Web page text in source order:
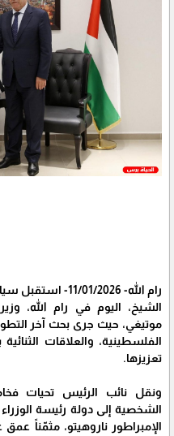
رام الله- 11/01/
الشيخ، اليوم في رام الله،
موتيغي، حيث جرى بحث آخر
الفلسطينية، والعلاقات
تعزيزها.
ونقل نائب الرئيس تحيات
الشخصية إلى دولة رئيسة الوزراء
الإمبراطور ناروهيتو، مثمّناً